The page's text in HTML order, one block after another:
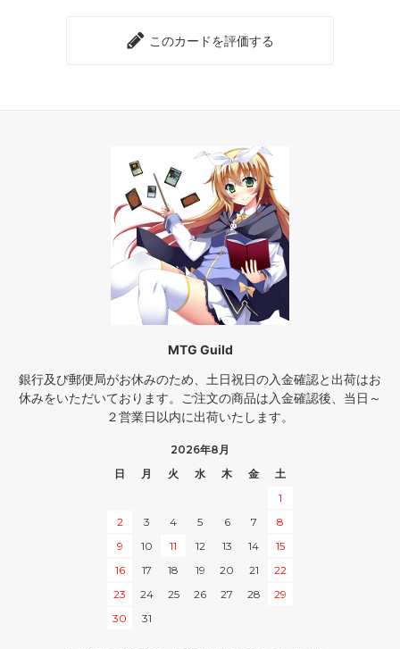
このカードを評価する
MTG Guild
銀行及び郵便局がお休みのため、土日祝日の入金確認と出荷はお
休みをいただいております。ご注文の商品は入金確認後、当日～
２営業日以内に出荷いたします。
2026年8月
日
月 火 水 木 金
土
1
2
3 4 5 6 7
8
9
10 11 12 13 14
15
16
17 18 19 20 21
22
23
24 25 26 27 28
29
30
31